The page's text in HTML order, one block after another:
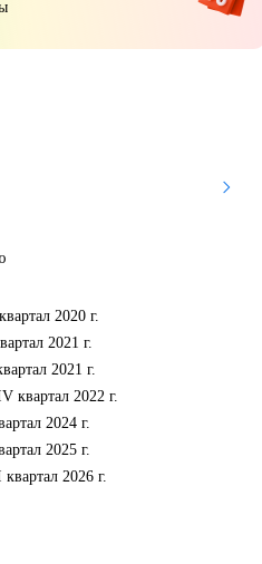
2020 г.
2021 г.
2021 г.
квартал 2022 г.
2024 г.
2025 г.
2026 г.